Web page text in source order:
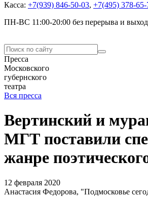
Касса: +7(939) 846-50-03, +7(495) 378-65-
ПН-ВС 11:00-20:00 без перерыва и
Пресса
Московского
губернского
театра
Вся пресса
Вертинский и
МГТ поставили
жанре
12 февраля 2020
Анастасия Федорова, "Подмосковье